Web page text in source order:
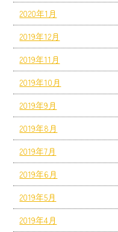
2020年1月
2019年12月
2019年11月
2019年10月
2019年9月
2019年8月
2019年7月
2019年6月
2019年5月
2019年4月